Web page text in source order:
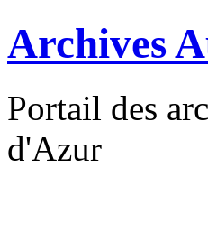
Archives
Portail des
d'Azur